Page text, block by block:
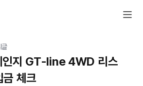
글
인지 GT-line 4WD 리스
금 체크